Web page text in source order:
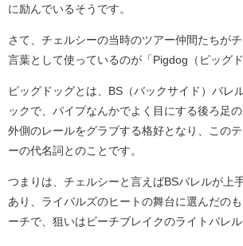
に励んでいるそうです。
さて、チェルシーの当時のツアー仲間たちが
言葉として使っているのが「Pigdog（ピッグド
ピッグドッグとは、BS（バックサイド）バレ
ックで、パイプなんかでよく目にする後ろ足の
外側のレールをグラブする格好となり、この
ーの代名詞とのことです。
つまりは、チェルシーと言えばBSバレルが上
あり、ライバルズのヒートの舞台に選んだの
ーチで、狙いはビーチブレイクのライトバレル